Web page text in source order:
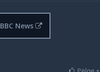
BBC News